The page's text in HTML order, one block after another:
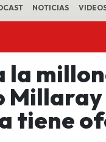
NOTICIAS
la
tiene